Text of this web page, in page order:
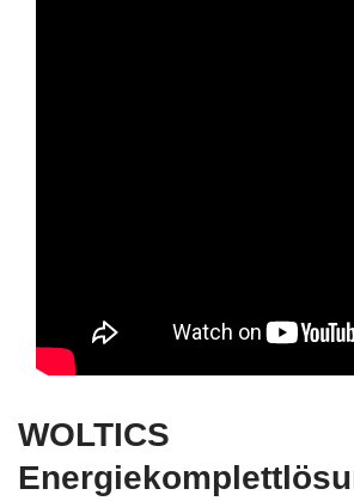
WOLTICS